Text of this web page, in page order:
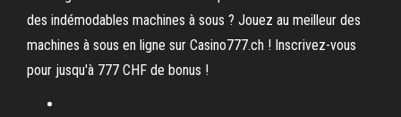
des indémodables machines à sous ? Jouez au meilleur des
machines à sous en ligne sur Casino777.ch ! Inscrivez-vous
pour jusqu'à 777 CHF de bonus !